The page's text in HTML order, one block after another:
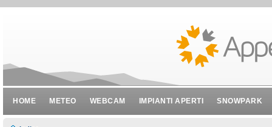
HOME METEO WEBCAM IMPIANTI APERTI SNOWPARK